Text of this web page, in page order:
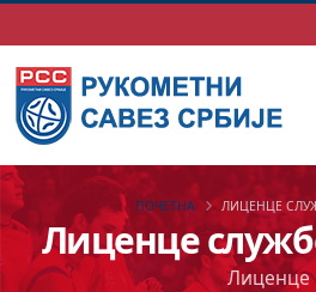
Лиценце
Лиценце
ПОЧЕТНА ЛИЦЕНЦЕ